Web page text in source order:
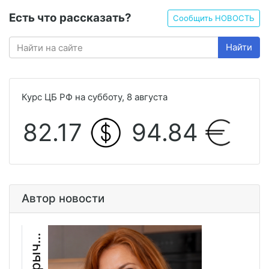
Есть что рассказать? Сообщить НОВОСТЬ
Найти
Курс ЦБ РФ на субботу, 8 августа
82.17 94.84
Автор новости
М
а